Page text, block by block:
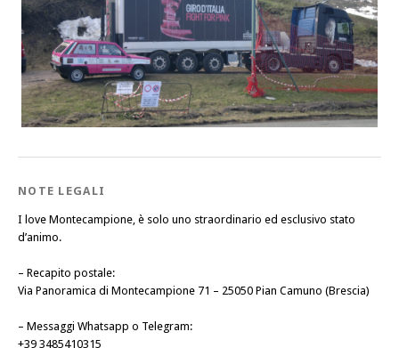
NOTE LEGALI
I love Montecampione, è solo uno straordinario ed esclusivo stato
d’animo.
– Recapito postale:
Via Panoramica di Montecampione 71 – 25050 Pian Camuno (Brescia)
– Messaggi Whatsapp o Telegram:
+39 3485410315